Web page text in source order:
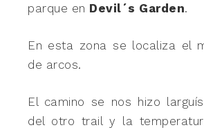
parque en Devil´s Garden.
En esta zona se localiza el
de arcos.
El camino se nos hizo
del otro trail y la